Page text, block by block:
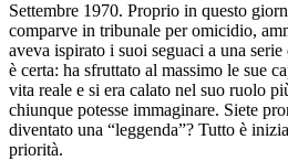
Settembre 1970. Proprio in questo
comparve in tribunale per omicidio,
aveva ispirato i suoi seguaci a una
è certa: ha sfruttato al massimo le sue
vita reale e si era calato nel suo ruolo
chiunque potesse immaginare. Siete
diventato una “leggenda”? Tutto è
priorità.